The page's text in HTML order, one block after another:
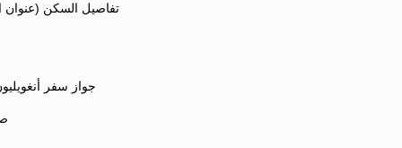
تفاصيل السكن (عنوان
جواز سفر أنغويليون
صور